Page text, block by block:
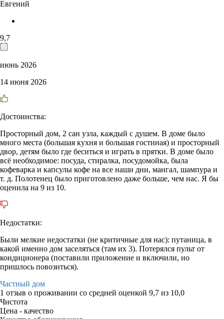
Евгений
9,7
июнь 2026
14 июня 2026
Достоинства:
Просторный дом, 2 сан узла, каждый с душем. В доме было
много места (большая кухня и большая гостиная) и просторный
двор, детям было где беситься и играть в прятки. В доме было
всё необходимое: посуда, стиралка, посудомойка, была
кофеварка и капсулы кофе на все наши дни, мангал, шампура и
т. д. Полотенец было приготовлено даже больше, чем нас. Я бы
оценила на 9 из 10.
Недостатки:
Были мелкие недостатки (не критичные для нас): путаница, в
какой именно дом заселяться (там их 3). Потерялся пульт от
кондиционера (поставили приложение и включили, но
пришлось повозиться).
Частный дом
1 отзыв о проживании со средней оценкой 9,7 из 10,0
Чистота
Цена - качество